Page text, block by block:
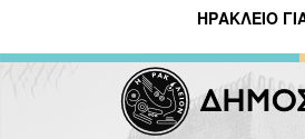
ΗΡΑΚΛΕΙΟ